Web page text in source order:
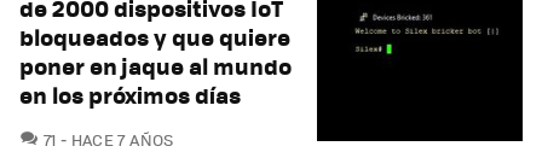
de 2000 dispositivos IoT
bloqueados y que quiere
poner en jaque al mundo
en los próximos días
71 COMENTARIOS
HACE 7 AÑOS